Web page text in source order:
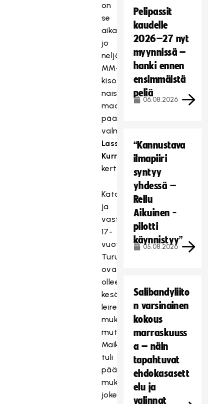
on
se
aika,
jo
neljänsiin
MM-
kisoihinsa
naisten
maajoukkueen
päävalmentajana
valmistautuva
Lasse
Kurronen
kertoo.
Kataja
ja
vasta
17-
vuotias
Turunen
ovat
olleet
kesän
leireillä
mukana,
mutta
Maikola
tuli
päävalmentajan
mukaan
jokerikorttina.
Pelipassit
kaudelle
2026–27 nyt
myynnissä –
hanki ennen
ensimmäistä
peliä
06.08.2026
“Kannustava
ilmapiiri
syntyy
yhdessä –
Reilu
Aikuinen -
pilotti
käynnistyy”
05.08.2026
Salibandyliito
n varsinainen
kokous
marraskuuss
a – näin
tapahtuvat
ehdokasasett
elu ja
valinnat